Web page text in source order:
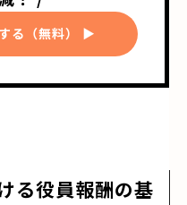
る（無料） ▶
る役員報酬の基